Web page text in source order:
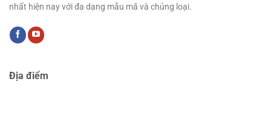
nhất hiện nay với đa dạng mẫu mã và chủng loại.
Địa điểm